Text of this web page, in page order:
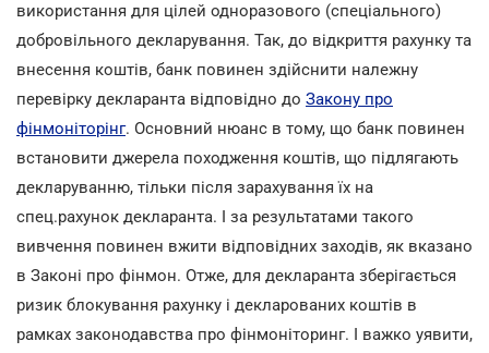
використання для цілей одноразового (спеціального)
добровільного декларування. Так, до відкриття рахунку та
внесення коштів, банк повинен здійснити належну
перевірку декларанта відповідно до Закону про
фінмоніторінг. Основний нюанс в тому, що банк повинен
встановити джерела походження коштів, що підлягають
декларуванню, тільки після зарахування їх на
спец.рахунок декларанта. І за результатами такого
вивчення повинен вжити відповідних заходів, як вказано
в Законі про фінмон. Отже, для декларанта зберігається
ризик блокування рахунку і декларованих коштів в
рамках законодавства про фінмоніторинг. І важко уявити,